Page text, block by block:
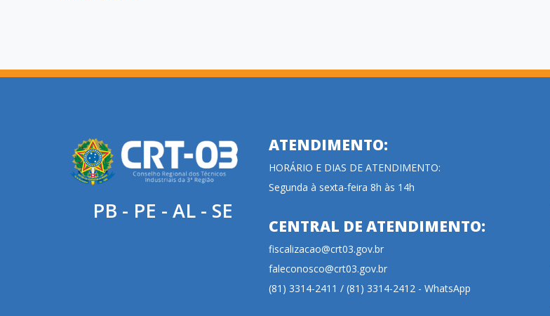
PB - PE - AL - SE
ATENDIMENTO:
HORÁRIO E DIAS DE ATENDIMENTO:
Segunda à sexta-feira 8h às 14h
CENTRAL DE ATENDIMENTO:
fiscalizacao@crt03.gov.br
faleconosco@crt03.gov.br
(81) 3314-2411 / (81) 3314-2412 - WhatsApp